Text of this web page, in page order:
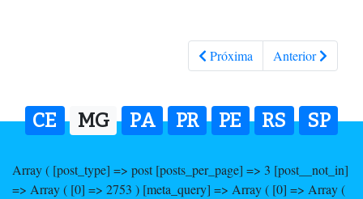
Próxima Anterior
CE MG PA PR PE RS SP
Array ( [post_type] => post [posts_per_page] => 3 [post__not_in]
=> Array ( [0] => 2753 ) [meta_query] => Array ( [0] => Array (